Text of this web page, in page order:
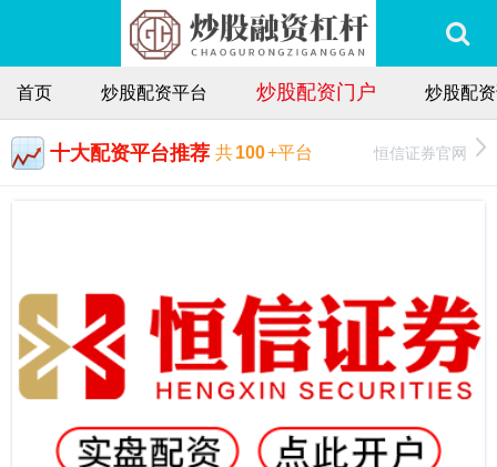
首页 炒股配资平台 炒股配资门户 炒股配
十大配资平台推荐 共100+平台 恒信证券官网